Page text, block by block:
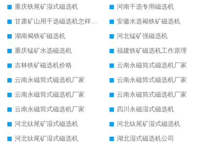
重庆铁尾矿湿式磁选机
河南干选专用磁选机
甘肃矿山用干选磁选机怎样调磁
安徽水选褐铁矿磁选机
湖南褐铁矿磁选机
河北锰矿强磁选机
重庆锰矿水选磁选机
福建铁矿磁选机工作原理
吉林铁矿磁选机价格
云南永磁筒式磁选机厂家
云南永磁筒式磁选机厂家
云南永磁筒式磁选机厂家
云南永磁筒式磁选机厂家
云南永磁筒式磁选机厂家
云南永磁筒式磁选机厂家
四川永磁湿式磁选机
河北钛尾矿湿式磁选机
河北钛尾矿湿式磁选机
河北钛尾矿湿式磁选机
湖北湿式磁选机公司